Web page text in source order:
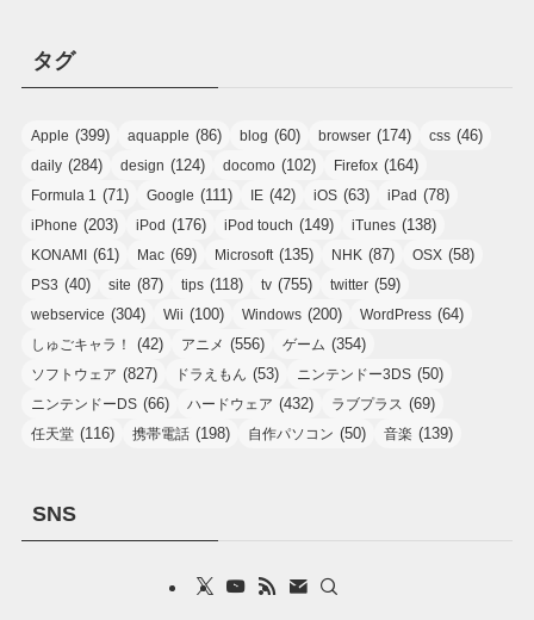
タグ
Apple (399) aquapple (86) blog (60) browser (174) css (46)
daily (284) design (124) docomo (102) Firefox (164)
Formula 1 (71) Google (111) IE (42) iOS (63) iPad (78)
iPhone (203) iPod (176) iPod touch (149) iTunes (138)
KONAMI (61) Mac (69) Microsoft(135) NHK (87) OSX (58)
PS3 (40) site (87) tips (118) tv (755) twitter (59)
webservice (304) Wii (100) Windows (200) WordPress (64)
しゅごキャラ！ (42) アニメ (556) ゲーム (354)
ソフトウェア (827) ドラえもん (53) ニンテンドー3DS (50)
ニンテンドーDS (66) ハードウェア (432) ラブプラス (69)
任天堂 (116) 携帯電話 (198) 自作パソコン (50) 音楽 (139)
SNS